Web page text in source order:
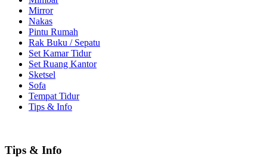
Mirror
Nakas
Pintu Rumah
Rak Buku / Sepatu
Set Kamar Tidur
Set Ruang Kantor
Sketsel
Sofa
Tempat Tidur
Tips & Info
Tips & Info